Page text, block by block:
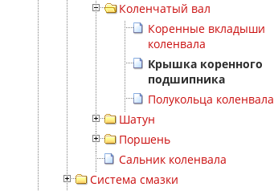
Коленчатый вал
Коренные вкладыши
коленвала
Крышка коренного
подшипника
Полукольца коленвала
Шатун
Поршень
Сальник коленвала
Система смазки